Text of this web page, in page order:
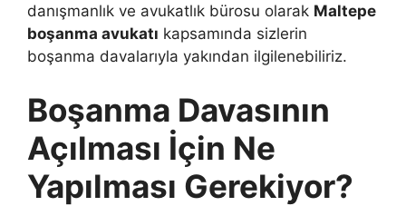
danışmanlık ve avukatlık bürosu olarak Maltepe
boşanma avukatı kapsamında sizlerin
boşanma davalarıyla yakından ilgilenebiliriz.
Boşanma Davasının
Açılması İçin Ne
Yapılması Gerekiyor?